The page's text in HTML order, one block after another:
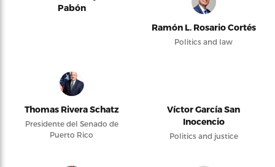
Pabón
Ramón L. Rosario Cortés
Politics and law
Thomas Rivera Schatz
Presidente del Senado de
Puerto Rico
Víctor García San
Inocencio
Politics and justice